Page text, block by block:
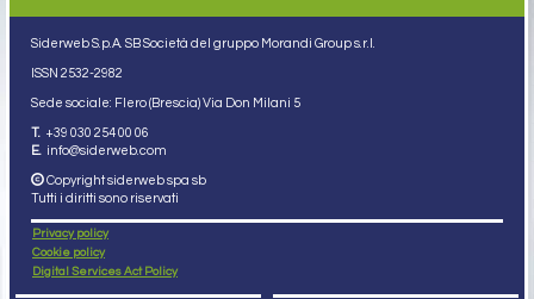
Siderweb S.p.A. SB Società del gruppo Morandi Group s.r.l.
ISSN 2532-2982
Sede sociale: Flero (Brescia) Via Don Milani 5
T. +39 030 254 00 06
E. info@siderweb.com
Copyright siderweb spa sb
Tutti i diritti sono riservati
Privacy policy
Cookie policy
Digital Services Act Policy